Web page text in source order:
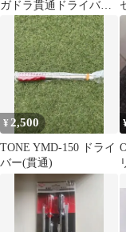
ガドラ貫通ドライバー
プラス2 ２本セット
ＵＳＥＤ
¥2,500
TONE YMD-150 ドライ
バー(貫通)